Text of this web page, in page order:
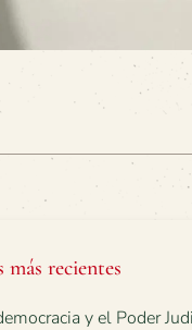
recientes
y el Poder